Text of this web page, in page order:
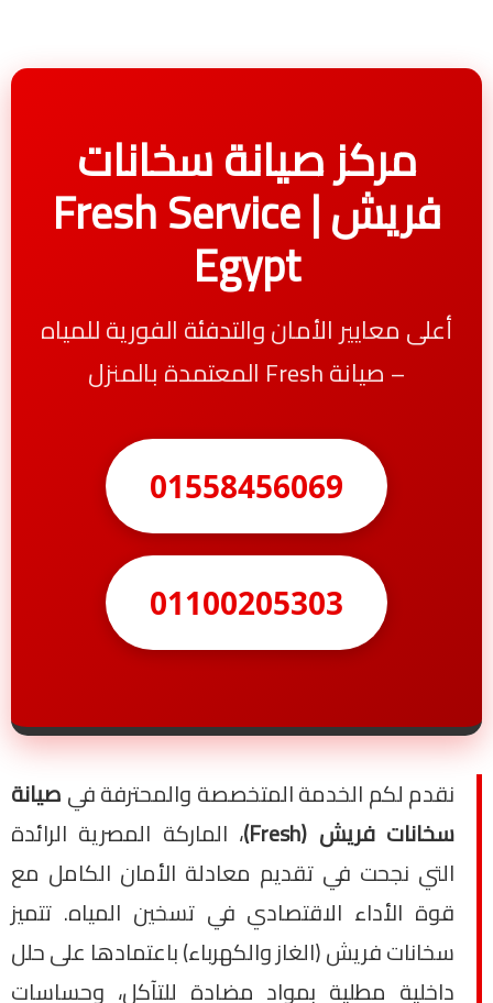
مركز صيانة سخانات
فريش | Fresh Service
Egypt
أعلى معايير الأمان والتدفئة الفورية للمياه
– صيانة Fresh المعتمدة بالمنزل
01558456069
01100205303
نقدم لكم الخدمة المتخصصة والمحترفة فيصيانة
سخانات فريش (Fresh)
، الماركة المصرية الرائدة
التي نجحت في تقديم معادلة الأمان الكامل مع
قوة الأداء الاقتصادي في تسخين المياه. تتميز
سخانات فريش (الغاز والكهرباء) باعتمادها على حلل
داخلية مطلية بمواد مضادة للتآكل، وحساسات